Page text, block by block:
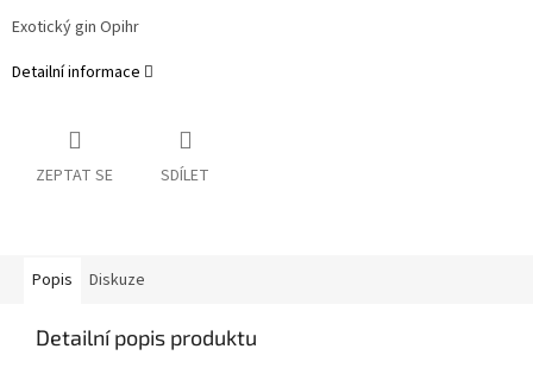
Exotický gin Opihr
Detailní informace
ZEPTAT SE SDÍLET
Popis Diskuze
Detailní popis produktu